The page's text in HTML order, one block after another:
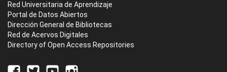
Red Universitaria de Aprendizaje
Portal de Datos Abiertos
Dirección General de Bibliotecas
Red de Acervos Digitales
Directory of Open Access Repositories